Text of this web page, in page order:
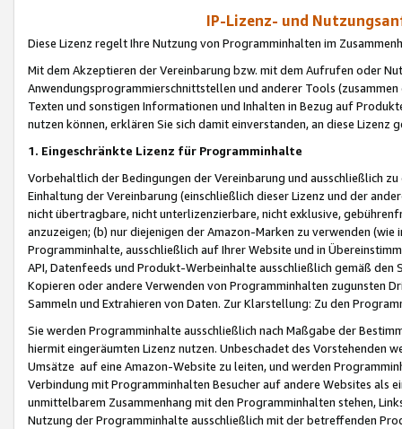
IP-Lizenz- und
Diese Lizenz regelt Ihre Nutzung von Programminhalten im
Mit dem Akzeptieren der Vereinbarung bzw. mit dem Aufrufen oder
Anwendungsprogrammierschnittstellen und anderer Tools (zusammen
Texten und sonstigen Informationen und Inhalten in Bezug auf
nutzen können, erklären Sie sich damit einverstanden, an diese Lizenz
1. Eingeschränkte Lizenz für Programminhalte
Vorbehaltlich der Bedingungen der Vereinbarung und ausschließlich
Einhaltung der Vereinbarung (einschließlich dieser Lizenz und der
nicht übertragbare, nicht unterlizenzierbare, nicht exklusive,
anzuzeigen; (b) nur diejenigen der Amazon-Marken zu verwenden
Programminhalte, ausschließlich auf Ihrer Website und in
API, Datenfeeds und Produkt-Werbeinhalte ausschließlich gemäß
Kopieren oder andere Verwenden von Programminhalten zugunsten
Sammeln und Extrahieren von Daten. Zur Klarstellung: Zu den
Sie werden Programminhalte ausschließlich nach Maßgabe der
hiermit eingeräumten Lizenz nutzen. Unbeschadet des Vorstehenden
Umsätze auf eine Amazon-Website zu leiten, und werden
Verbindung mit Programminhalten Besucher auf andere Websites als
unmittelbarem Zusammenhang mit den Programminhalten stehen,
Nutzung der Programminhalte ausschließlich mit der betreffenden